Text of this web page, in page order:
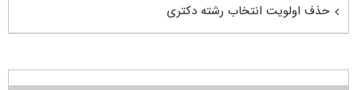
حذف اولویت انتخاب رشته دکتری